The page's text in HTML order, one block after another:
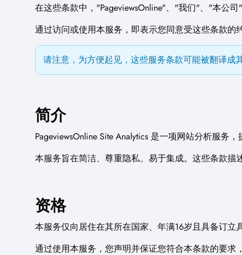
在这些条款中，"PageviewsOnline"、"我们"、"本公
通过访问或使用本服务，即表示您同意受这些条款的
请注意，为方便起见，这些服务条款可能被翻译
简介
PageviewsOnline Site Analytics 是一项网站分析服务
本服务旨在简洁、尊重隐私、易于集成。这些条款描
资格
本服务仅向居住在其所在国家、年满16岁且具备订立
通过使用本服务，您声明并保证您符合本条款的要